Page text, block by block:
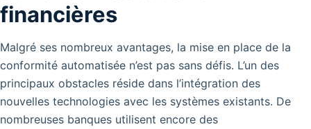
financières
Malgré ses nombreux avantages, la mise en place de la
conformité automatisée n’est pas sans défis. L’un des
principaux obstacles réside dans l’intégration des
nouvelles technologies avec les systèmes existants. De
nombreuses banques utilisent encore des